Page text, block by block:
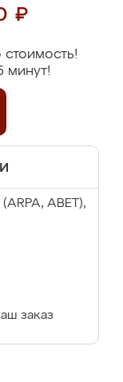
₽
минут!
ABET),
заказ